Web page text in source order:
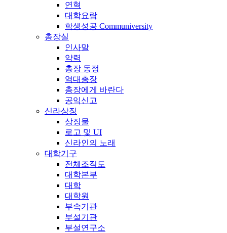
연혁
대학요람
학생성공 Communiversity
총장실
인사말
약력
총장 동정
역대총장
총장에게 바란다
공익신고
신라상징
상징물
로고 및 UI
신라인의 노래
대학기구
전체조직도
대학본부
대학
대학원
부속기관
부설기관
부설연구소